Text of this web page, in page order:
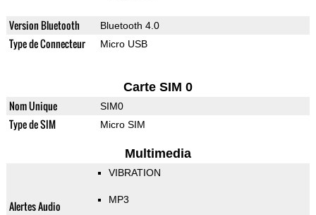
Version Bluetooth Bluetooth 4.0
Type de Connecteur Micro USB
Carte SIM 0
Nom Unique SIM0
Type de SIM Micro SIM
Multimedia
Alertes Audio
VIBRATION
MP3